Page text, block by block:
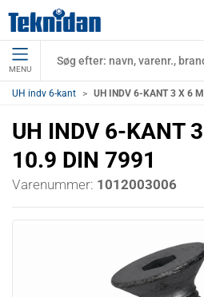
MENU
UH indv 6-kant UH INDV 6-KANT 3 X 6
UH INDV 6-KANT
10.9 DIN 7991
Varenummer: 1012003006